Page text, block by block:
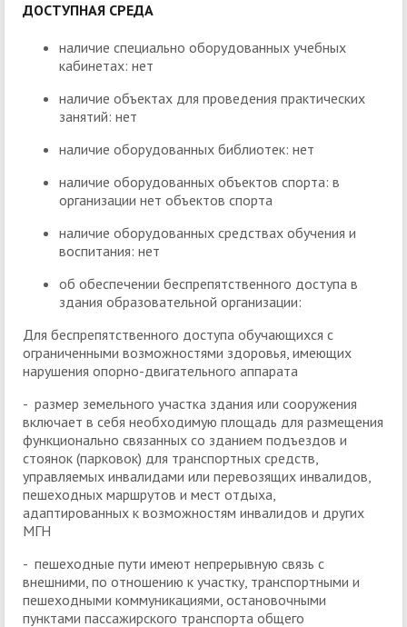
ДОСТУПНАЯ СРЕДА
наличие специально оборудованных учебных
кабинетах: нет
наличие объектах для проведения практических
занятий: нет
наличие оборудованных библиотек: нет
наличие оборудованных объектов спорта: в
организации нет объектов спорта
наличие оборудованных средствах обучения и
воспитания: нет
об обеспечении беспрепятственного доступа в
здания образовательной организации:
Для беспрепятственного доступа обучающихся с
ограниченными возможностями здоровья, имеющих
нарушения опорно-двигательного аппарата
- размер земельного участка здания или сооружения
включает в себя необходимую площадь для размещения
функционально связанных со зданием подъездов и
стоянок (парковок) для транспортных средств,
управляемых инвалидами или перевозящих инвалидов,
пешеходных маршрутов и мест отдыха,
адаптированных к возможностям инвалидов и других
МГН
- пешеходные пути имеют непрерывную связь с
внешними, по отношению к участку, транспортными и
пешеходными коммуникациями, остановочными
пунктами пассажирского транспорта общего